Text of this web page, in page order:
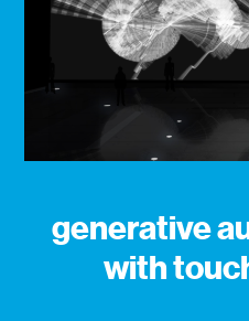
generative
with